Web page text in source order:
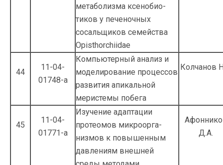
метаболизма ксенобио­
тиков у печеночных
сосальщиков семейства
Opisthorchiidae
44
11-04-
01748-а
Компьютерный анализ и
моделирование процессов
развития апикальной
меристемы побега
Колчанов
45
11-04-
01771-а
Изучение адаптации
протеомов микроорга­
низмов к повышенным
давлениям внешней
Д.А.